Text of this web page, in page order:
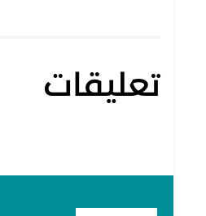
تعليقات